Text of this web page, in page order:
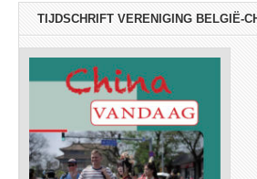
TIJDSCHRIFT VERENIGING BELGIË-